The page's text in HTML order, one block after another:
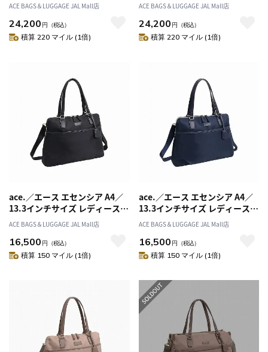
ACE BAGS＆LUGGAGE JAL Mall店
24,200 円 （税込）
積算 220 マイル (1倍)
ACE BAGS＆LUGGAGE JAL Mall店
24,200 円 （税込）
積算 220 マイル (1倍)
ace.／エース エセンシア A4／
13.3インチサイズ レディースビ
ジネス トートバッグ 11481
ACE BAGS＆LUGGAGE JAL Mall店
16,500 円 （税込）
積算 150 マイル (1倍)
ace.／エース エセンシア A4／
13.3インチサイズ レディースビ
ジネス トートバッグ 11481
ACE BAGS＆LUGGAGE JAL Mall店
16,500 円 （税込）
積算 150 マイル (1倍)